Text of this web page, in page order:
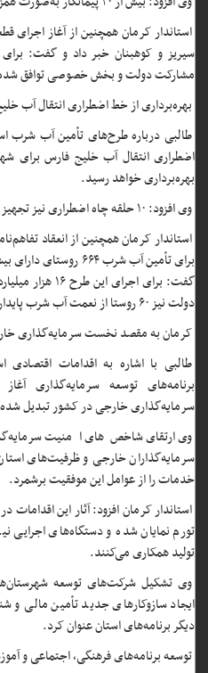
استاندار کرمان همچنین از آغاز اجرای
مشارکت دولت و بخش خصوصی توافق شده
بهره‌برداری از خط اضطراری انتقال آب خلیج
طالبی درباره طرح‌های تأمین آب شرب
اضطراری انتقال آب خلیج فارس برای
بهره‌برداری خواهد رسید.
وی افزود: ۱۰ حلقه چاه اضطراری نیز تجهیز و وارد مدار شده است.
استاندار کرمان همچنین از انعقاد
گفت: برای اجرای این
دولت نیز ۶۰ روستا از نعمت آب شرب پایدار بهره‌مند خواهند شد.
کرمان به مقصد نخست سرمایه‌گذاری
برنامه‌های توسعه سرمایه‌گذاری
سرمایه‌گذاری خارجی در کشور تبدیل شده
وی ارتقای شاخص‌های امنیت
سرمایه‌گذاران خارجی و ظرفیت‌های
خدمات را از عوامل این موفقیت برشمرد.
استاندار کرمان افزود: آثار این
تورم نمایان شده و دستگاه‌های اجرایی
تولید همکاری می‌کنند.
وی تشکیل شرکت‌های توسعه شهرستان‌ها،
ایجاد سازوکارهای جدید تأمین مالی و
دیگر برنامه‌های استان عنوان کرد.
توسعه برنامه‌های فرهنگی، اجتماعی و